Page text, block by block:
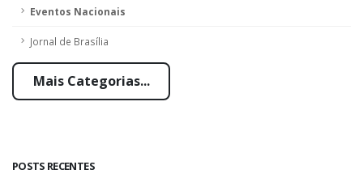
Eventos Nacionais
Jornal de Brasília
Mais Categorias...
POSTS RECENTES